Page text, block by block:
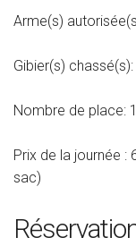
Arme(s)
Gibier(s)
Nombre de place:
Prix de la journée :
sac)